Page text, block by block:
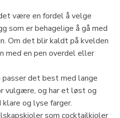
være en fordel å velge
som er behagelige å gå med
Om det blir kaldt på kvelden
med en pen overdel eller
det best med lange
vulgære, og har et løst og
og lyse farger.
som cocktailkjoler